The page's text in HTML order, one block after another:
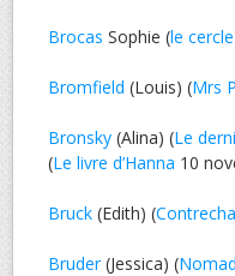
Brocas Sophie (le
Bromfield (Louis) (Mrs
Bronsky (Alina) (Le
(Le livre d’Hanna 10
Bruck (Edith) (
Bruder(Jessica) (